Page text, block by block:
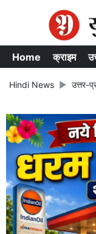
Home क्राइम
Hindi News उत्तर-